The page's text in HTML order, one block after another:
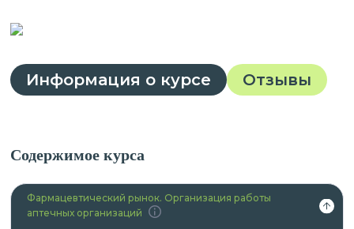
Информация о курсе Отзывы
Содержимое курса
Фармацевтический рынок. Организация работы
аптечных организаций